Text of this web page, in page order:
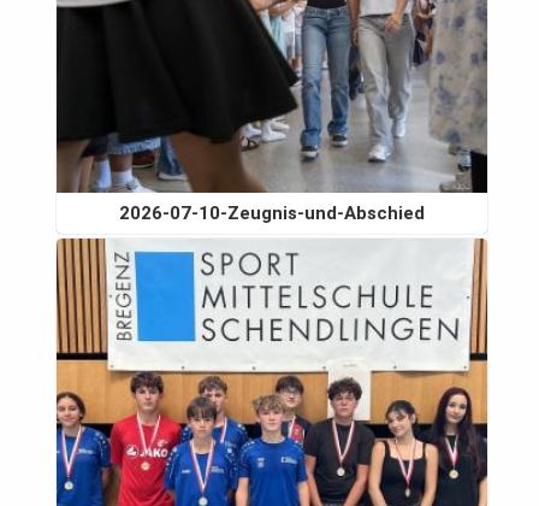
2026-07-10-Zeugnis-und-Abschied